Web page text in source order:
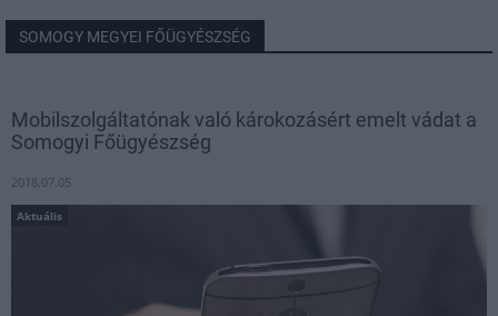
SOMOGY MEGYEI FŐÜGYÉSZSÉG
Mobilszolgáltatónak való károkozásért emelt vádat a
Somogyi Főügyészség
2018.07.05
Aktuális